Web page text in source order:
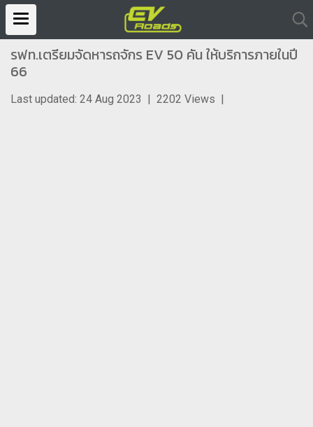
รฟท.เตรียมจัดหารถจักร EV 50 คัน ให้บริการภายในปี
66
Last updated: 24 Aug 2023 | 2202 Views |